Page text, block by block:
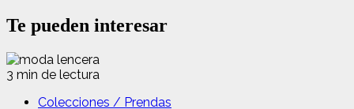
Te pueden interesar
3 min de lectura
Colecciones / Prendas